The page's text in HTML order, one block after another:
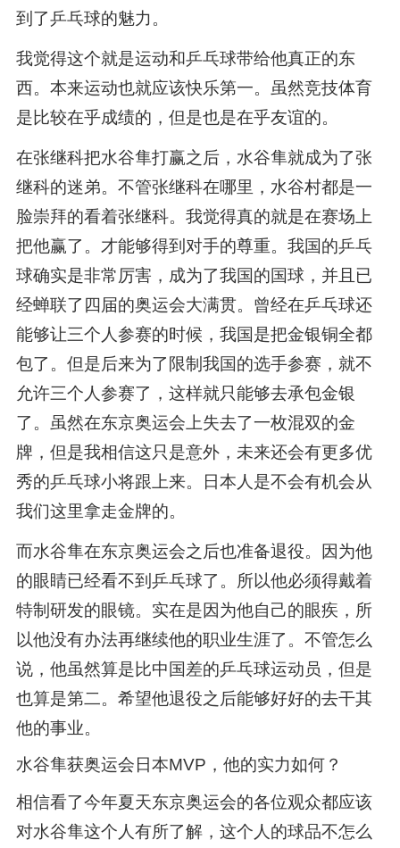
到了乒乓球的魅力。
我觉得这个就是运动和乒乓球带给他真正的东
西。本来运动也就应该快乐第一。虽然竞技体育
是比较在乎成绩的，但是也是在乎友谊的。
在张继科把水谷隼打赢之后，水谷隼就成为了张
继科的迷弟。不管张继科在哪里，水谷村都是一
脸崇拜的看着张继科。我觉得真的就是在赛场上
把他赢了。才能够得到对手的尊重。我国的乒乓
球确实是非常厉害，成为了我国的国球，并且已
经蝉联了四届的奥运会大满贯。曾经在乒乓球还
能够让三个人参赛的时候，我国是把金银铜全都
包了。但是后来为了限制我国的选手参赛，就不
允许三个人参赛了，这样就只能够去承包金银
了。虽然在东京奥运会上失去了一枚混双的金
牌，但是我相信这只是意外，未来还会有更多优
秀的乒乓球小将跟上来。日本人是不会有机会从
我们这里拿走金牌的。
而水谷隼在东京奥运会之后也准备退役。因为他
的眼睛已经看不到乒乓球了。所以他必须得戴着
特制研发的眼镜。实在是因为他自己的眼疾，所
以他没有办法再继续他的职业生涯了。不管怎么
说，他虽然算是比中国差的乒乓球运动员，但是
也算是第二。希望他退役之后能够好好的去干其
他的事业。
水谷隼获奥运会日本MVP，他的实力如何？
相信看了今年夏天东京奥运会的各位观众都应该
对水谷隼这个人有所了解，这个人的球品不怎么